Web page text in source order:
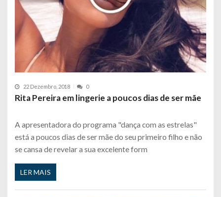
22 Dezembro, 2018 0
Rita Pereira em lingerie a poucos dias de ser mãe
A apresentadora do programa "dança com as estrelas"
está a poucos dias de ser mãe do seu primeiro filho e não
se cansa de revelar a sua excelente form
LER MAIS